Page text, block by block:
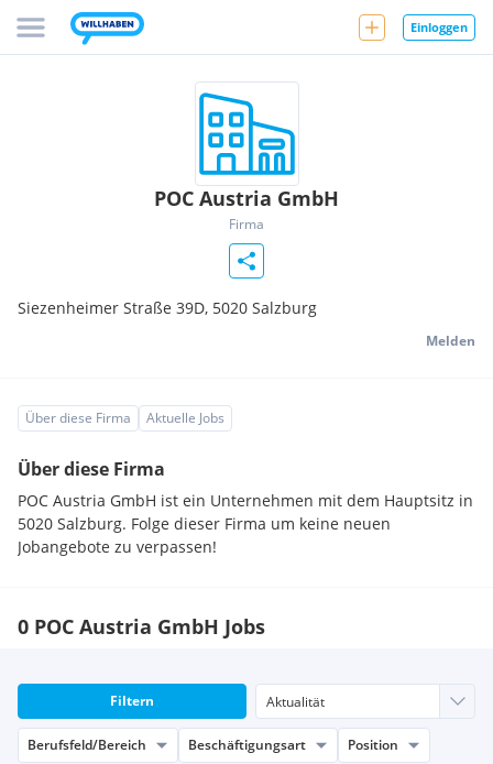
Einloggen
POC Austria GmbH
Firma
Siezenheimer Straße 39D, 5020 Salzburg
Melden
Über diese Firma Aktuelle Jobs
Über diese Firma
POC Austria GmbH ist ein Unternehmen mit dem Hauptsitz in
5020 Salzburg. Folge dieser Firma um keine neuen
Jobangebote zu verpassen!
0 POC Austria GmbH Jobs
Filtern
Berufsfeld/Bereich Beschäftigungsart Position